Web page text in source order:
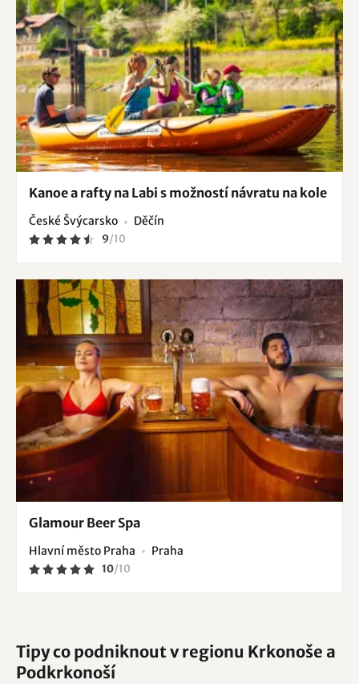
Kanoe a rafty na Labi s možností návratu na kole
České Švýcarsko Děčín
9/10
Glamour Beer Spa
Hlavní město Praha Praha
10/10
Tipy co podniknout v regionu Krkonoše a
Podkrkonoší